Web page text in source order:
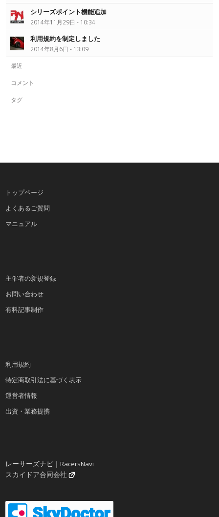
シリーズポイント機能追加
2014年11月29日 - 10:34
利用規約を制定しました
2014年8月6日 - 13:09
最近
コメント
タグ
トップページ
よくあるご質問
マニュアル
主催者の新規登録
お問い合わせ
有料記事制作
利用規約
特定商取引法に基づく表示
運営者情報
出資・業務提携
レーサーズナビ｜RacersNavi
スカイドア合同会社